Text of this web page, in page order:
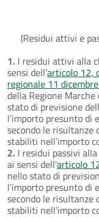
(Residui attivi e
1. I residui attivi alla
sensi dell’articolo 12,
regionale 11
della Regione
stato di previsione
l’importo presunto di
secondo le risultanze
stabiliti nell’importo
2. I residui passivi
ai sensi dell’articolo
nello stato di
l’importo presunto di
secondo le risultanze
stabiliti nell’importo